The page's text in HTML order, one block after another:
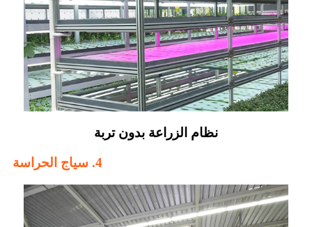
نظام الزراعة بدون تربة
4. سياج الحراسة